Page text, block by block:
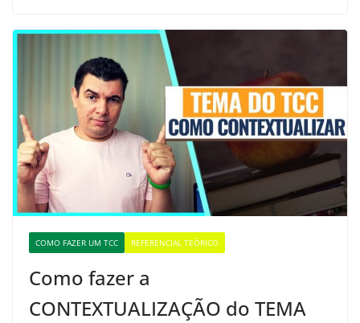
COMO FAZER UM TCC REFERENCIAL TEÓRICO
Como fazer a
CONTEXTUALIZAÇÃO do TEMA